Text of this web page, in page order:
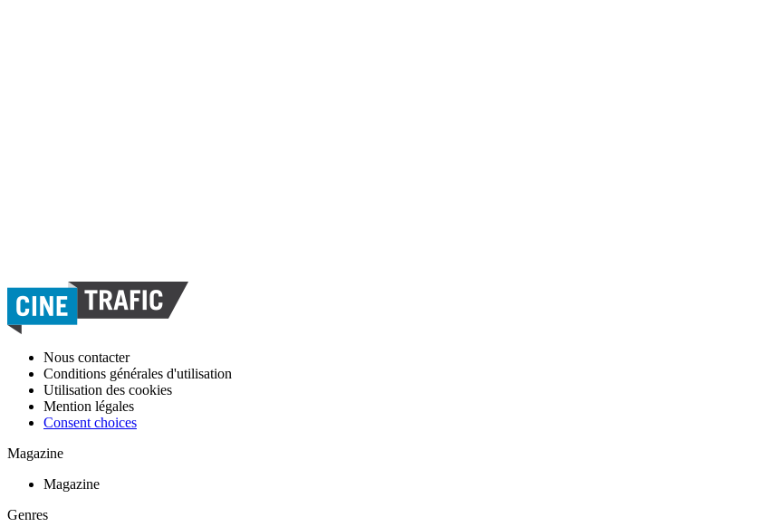
Nous contacter
Conditions générales d'utilisation
Utilisation des cookies
Mention légales
Consent choices
Magazine
Magazine
Genres